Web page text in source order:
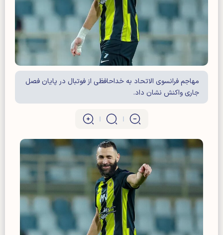
مهاجم فرانسوی الاتحاد به خداحافظی از فوتبال در پایان فصل
جاری واکنش نشان داد.